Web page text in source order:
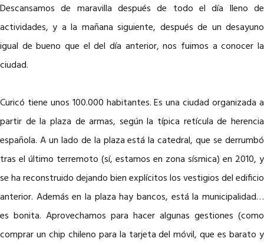
Descansamos de maravilla después de todo el día lleno de
actividades, y a la mañana siguiente, después de un desayuno
igual de bueno que el del día anterior, nos fuimos a conocer la
ciudad.
Curicó tiene unos 100.000 habitantes. Es una ciudad organizada a
partir de la plaza de armas, según la típica retícula de herencia
española. A un lado de la plaza está la catedral, que se derrumbó
tras el último terremoto (sí, estamos en zona sísmica) en 2010, y
se ha reconstruido dejando bien explícitos los vestigios del edificio
anterior. Además en la plaza hay bancos, está la municipalidad…
es bonita. Aprovechamos para hacer algunas gestiones (como
comprar un chip chileno para la tarjeta del móvil, que es barato y